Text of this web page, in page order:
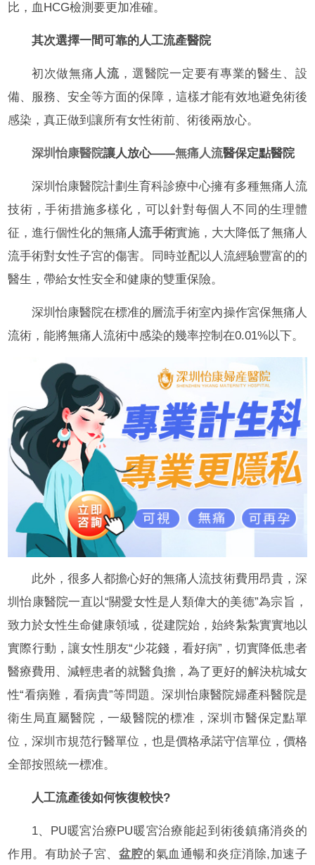
比，血HCG檢測要更加准確。
其次選擇一間可靠的人工流產醫院
初次做無痛 人流，選醫院一定要有專業的醫生、設
備、服務、安全等方面的保障，這樣才能有效地避免術後
感染，真正做到讓所有女性術前、術後兩放心。
深圳怡康醫院讓人放心——無痛人流醫保定點醫院
深圳怡康醫院計劃生育科診療中心擁有多種無痛人流
技術，手術措施多樣化，可以針對每個人不同的生理體
征，進行個性化的無痛人流手術實施，大大降低了無痛人
流手術對女性子宮的傷害。同時並配以人流經驗豐富的的
醫生，帶給女性安全和健康的雙重保險。
深圳怡康醫院在標准的層流手術室內操作宮保無痛人
流術，能將無痛人流術中感染的幾率控制在0.01%以下。
此外，很多人都擔心好的無痛人流技術費用昂貴，深
圳怡康醫院一直以“關愛女性是人類偉大的美德”為宗旨，
致力於女性生命健康領域，從建院始，始終紮紮實實地以
實際行動，讓女性朋友“少花錢，看好病”，切實降低患者
醫療費用、減輕患者的就醫負擔，為了更好的解決杭城女
性“看病難，看病貴”等問題。深圳怡康醫院婦產科醫院是
衛生局直屬醫院，一級醫院的標准，深圳市醫保定點單
位，深圳市規范行醫單位，也是價格承諾守信單位，價格
全部按照統一標准。
人工流產後如何恢復較快?
1、PU暖宮治療PU暖宮治療能起到術後鎮痛消炎的
作用。有助於子宮、 盆腔的氣血通暢和炎症消除,加速子